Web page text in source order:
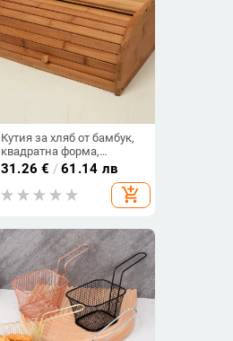
Кутия за хляб от бамбук,
квадратна форма,
капацитет 301–500 мл, 1
31.26 € /61.14 лв
add_shopping_cart